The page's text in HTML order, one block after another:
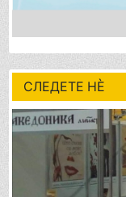
СЛЕДЕТЕ НÈ